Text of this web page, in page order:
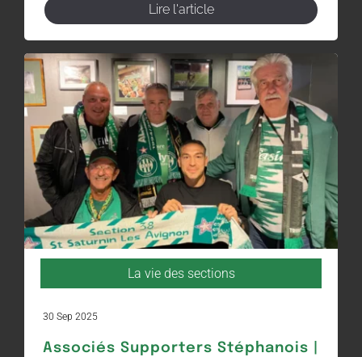
Lire l'article
La vie des sections
30 Sep 2025
Associés Supporters Stéphanois |